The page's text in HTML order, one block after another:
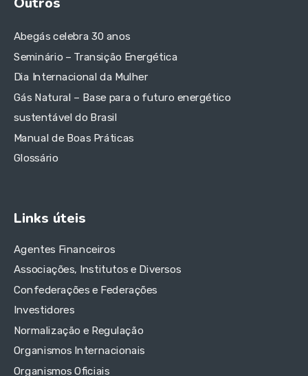
Abegás celebra 30 anos
Seminário – Transição Energética
Dia Internacional da Mulher
Gás Natural – Base para o futuro energético
sustentável do Brasil
Manual de Boas Práticas
Glossário
Links úteis
Agentes Financeiros
Associações, Institutos e Diversos
Confederações e Federações
Investidores
Normalização e Regulação
Organismos Internacionais
Organismos Oficiais